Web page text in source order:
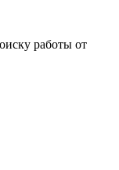
работы от